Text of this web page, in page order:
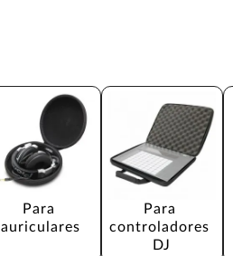
Para
auriculares
Para
controladores
DJ